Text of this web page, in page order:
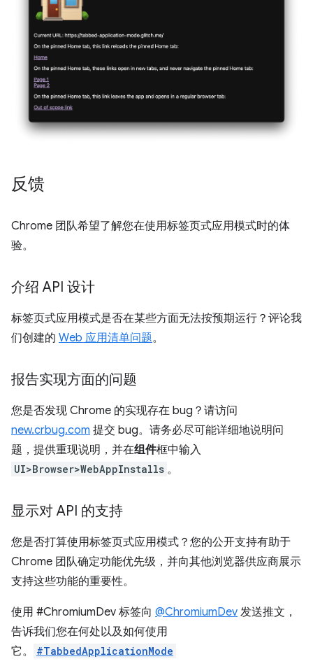
反馈
Chrome 团队希望了解您在使用标签页式应用模式时的体
验。
介绍 API 设计
标签页式应用模式是否在某些方面无法按预期运行？评论我
们创建的 Web 应用清单问题。
报告实现方面的问题
您是否发现 Chrome 的实现存在 bug？请访问
new.crbug.com 提交 bug。请务必尽可能详细地说明问
题，提供重现说明，并在组件框中输入
UI>Browser>WebAppInstalls 。
显示对 API 的支持
您是否打算使用标签页式应用模式？您的公开支持有助于
Chrome 团队确定功能优先级，并向其他浏览器供应商展示
支持这些功能的重要性。
使用 #ChromiumDev 标签向 @ChromiumDev 发送推文，
告诉我们您在何处以及如何使用
它。
#TabbedApplicationMode